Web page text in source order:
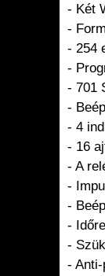
- Két
-
- 254
-
- 701
-
- 4
- 16
- A
-
-
-
-
-